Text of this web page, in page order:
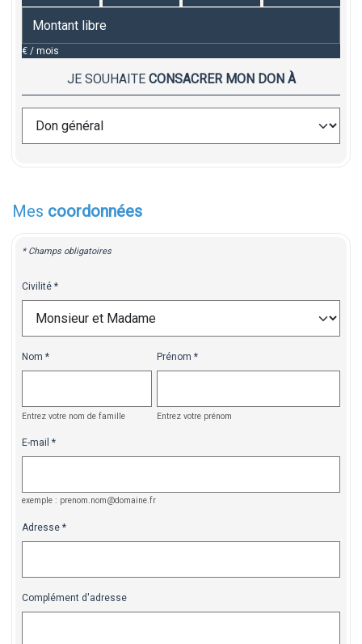
€ / mois
JE SOUHAITE CONSACRER MON DON À
Mes coordonnées
* Champs obligatoires
Civilité
Nom
Entrez votre nom de famille
Prénom
Entrez votre prénom
E-mail
exemple : prenom.nom@domaine.fr
Adresse
Complément d'adresse